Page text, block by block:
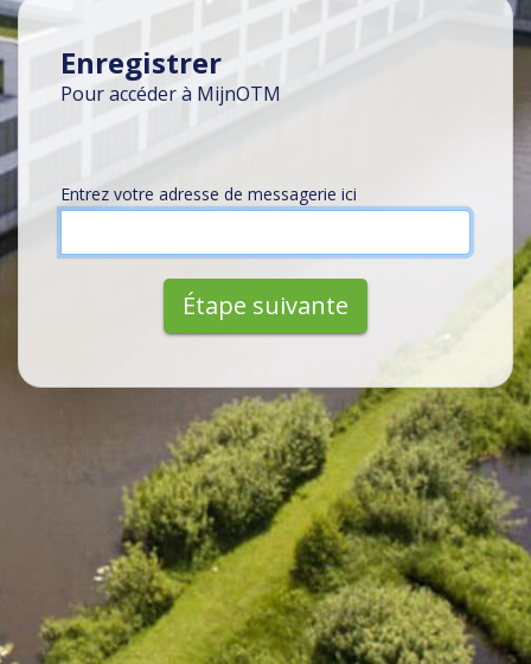
Enregistrer
Pour accéder à MijnOTM
Entrez votre adresse de messagerie ici
Étape suivante